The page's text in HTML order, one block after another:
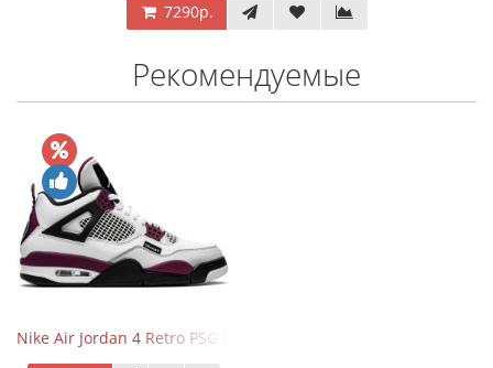
7290р.
Рекомендуемые
Nike Air Jordan 4 Retro PSG Paris Saint-Germain